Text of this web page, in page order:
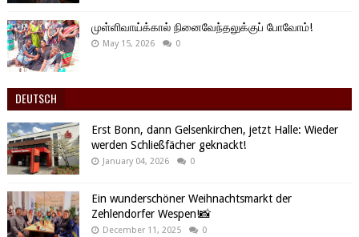
முள்ளிவாய்க்கால் நினைவேந்தலுக்குப் போவோம்!
May 15, 2026 0
DEUTSCH
Erst Bonn, dann Gelsenkirchen, jetzt Halle: Wieder
werden Schließfächer geknackt!
January 04, 2026 0
Ein wunderschöner Weihnachtsmarkt der
Zehlendorfer Wespen!📸
December 11, 2025 0